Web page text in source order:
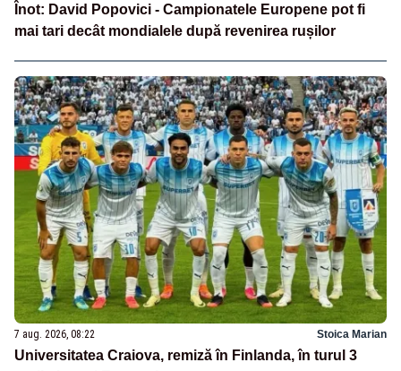
Înot: David Popovici - Campionatele Europene pot fi
mai tari decât mondialele după revenirea rușilor
7 aug. 2026, 08:22 Stoica Marian
Universitatea Craiova, remiză în Finlanda, în turul 3